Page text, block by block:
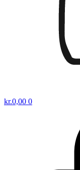
kr.0,00 0